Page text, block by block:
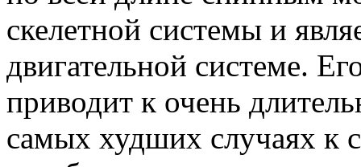
скелетной системы и
двигательной системе.
приводит к очень
самых худших случаях к